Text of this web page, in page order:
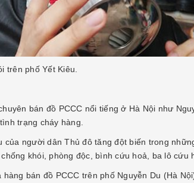
trên phố Yết Kiêu.
bán đồ PCCC nổi tiếng ở Hà Nội như
trạng cháy hàng.
của người dân Thủ đô tăng đột biến trong
khói, phòng độc, bình cứu hoả, ba lô cứu
bán đồ PCCC trên phố Nguyễn Du (Hà